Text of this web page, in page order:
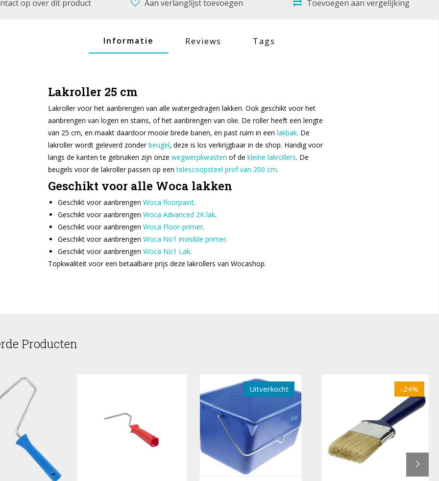
op over dit product Aan verlanglijst toevoegen Toevoegen aan vergelijking
Informatie Reviews Tags
Lakroller 25 cm
Lakroller voor het aanbrengen van alle watergedragen lakken. Ook geschikt voor het
aanbrengen van logen en stains, of het aanbrengen van olie. De roller heeft een lengte
van 25 cm, en maakt daardoor mooie brede banen, en past ruim in een lakbak. De
lakroller wordt geleverd zonderbeugel, deze is los verkrijgbaar in de shop. Handig voor
langs de kanten te gebruiken zijn onze wegwerpkwasten of de kleine lakrollers. De
beugels voor de lakroller passen op eentelescoopsteel prof van 200 cm.
Geschikt voor alle Woca lakken
Geschikt voor aanbrengen Woca floorpaint.
Geschikt voor aanbrengen Woca Advanced 2K lak.
Geschikt voor aanbrengen Woca Floor-primer.
Geschikt voor aanbrengen Woca No1 invisible primer.
Geschikt voor aanbrengen Woca No1 Lak.
Topkwaliteit voor een betaalbare prijs deze lakrollers van Wocashop.
Producten
Uitverkocht -24%